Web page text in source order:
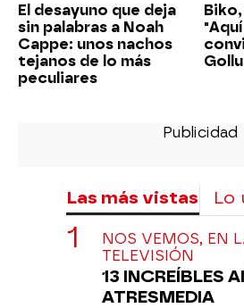
El desayuno que deja
sin palabras a Noah
Cappe: unos nachos
tejanos de lo más
peculiares
Las más vistas Lo
NOS VEMOS, EN
TELEVISIÓN
13 INCREÍBLES
ATRESMEDIA